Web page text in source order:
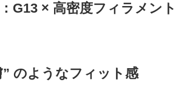
G13 × 高密度フィラメント
” のようなフィット感